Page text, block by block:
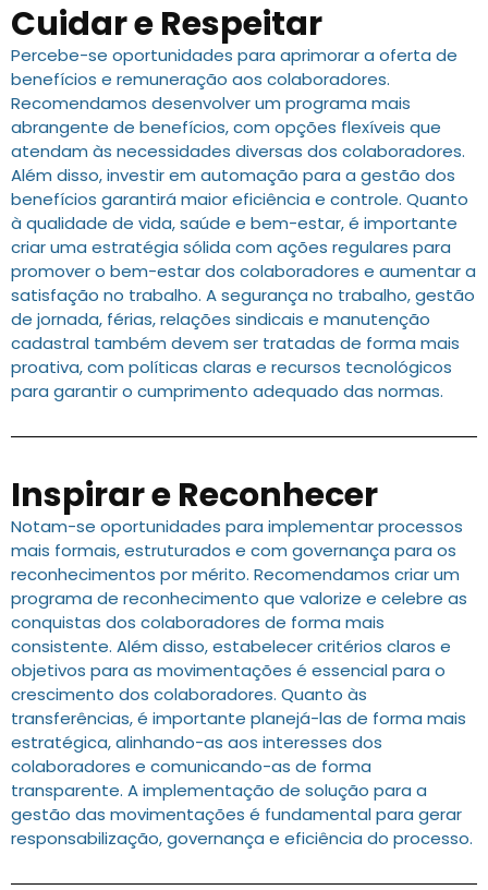
Cuidar e Respeitar
Percebe-se oportunidades para aprimorar a oferta de
benefícios e remuneração aos colaboradores.
Recomendamos desenvolver um programa mais
abrangente de benefícios, com opções flexíveis que
atendam às necessidades diversas dos colaboradores.
Além disso, investir em automação para a gestão dos
benefícios garantirá maior eficiência e controle. Quanto
à qualidade de vida, saúde e bem-estar, é importante
criar uma estratégia sólida com ações regulares para
promover o bem-estar dos colaboradores e aumentar a
satisfação no trabalho. A segurança no trabalho, gestão
de jornada, férias, relações sindicais e manutenção
cadastral também devem ser tratadas de forma mais
proativa, com políticas claras e recursos tecnológicos
para garantir o cumprimento adequado das normas.
Inspirar e Reconhecer
Notam-se oportunidades para implementar processos
mais formais, estruturados e com governança para os
reconhecimentos por mérito. Recomendamos criar um
programa de reconhecimento que valorize e celebre as
conquistas dos colaboradores de forma mais
consistente. Além disso, estabelecer critérios claros e
objetivos para as movimentações é essencial para o
crescimento dos colaboradores. Quanto às
transferências, é importante planejá-las de forma mais
estratégica, alinhando-as aos interesses dos
colaboradores e comunicando-as de forma
transparente. A implementação de solução para a
gestão das movimentações é fundamental para gerar
responsabilização, governança e eficiência do processo.